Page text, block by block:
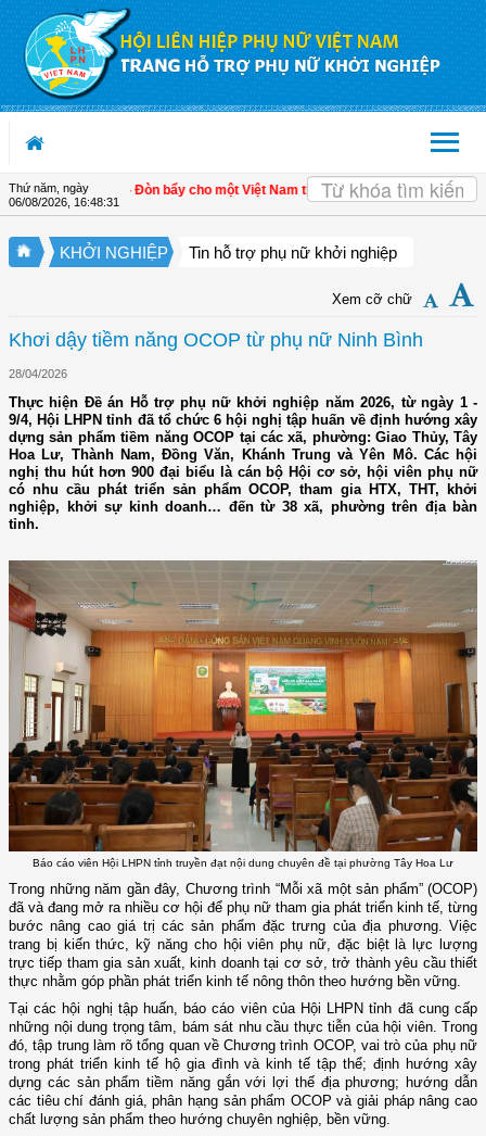
Truy cập nội dung luôn
Thứ năm, ngày
06/08/2026 16:48:32
kinh tế tư nhân - Đòn bẩy cho một Việt Nam thịnh vượng | Hội LHPN tỉnh
KHỞI NGHIỆP Tin hỗ trợ phụ nữ khởi nghiệp
Xem cỡ chữ
Khơi dậy tiềm năng OCOP từ phụ nữ Ninh Bình
28/04/2026
Thực hiện Đề án Hỗ trợ phụ nữ khởi nghiệp năm 2026, từ ngày 1 -
9/4, Hội LHPN tỉnh đã tổ chức 6 hội nghị tập huấn về định hướng xây
dựng sản phẩm tiềm năng OCOP tại các xã, phường: Giao Thủy, Tây
Hoa Lư, Thành Nam, Đồng Văn, Khánh Trung và Yên Mô. Các hội
nghị thu hút hơn 900 đại biểu là cán bộ Hội cơ sở, hội viên phụ nữ
có nhu cầu phát triển sản phẩm OCOP, tham gia HTX, THT, khởi
nghiệp, khởi sự kinh doanh… đến từ 38 xã, phường trên địa bàn
tỉnh.
Báo cáo viên Hội LHPN tỉnh truyền đạt nội dung chuyên đề tại phường Tây Hoa Lư
Trong những năm gần đây, Chương trình “Mỗi xã một sản phẩm” (OCOP)
đã và đang mở ra nhiều cơ hội để phụ nữ tham gia phát triển kinh tế, từng
bước nâng cao giá trị các sản phẩm đặc trưng của địa phương. Việc
trang bị kiến thức, kỹ năng cho hội viên phụ nữ, đặc biệt là lực lượng
trực tiếp tham gia sản xuất, kinh doanh tại cơ sở, trở thành yêu cầu thiết
thực nhằm góp phần phát triển kinh tế nông thôn theo hướng bền vững.
Tại các hội nghị tập huấn, báo cáo viên của Hội LHPN tỉnh đã cung cấp
những nội dung trọng tâm, bám sát nhu cầu thực tiễn của hội viên. Trong
đó, tập trung làm rõ tổng quan về Chương trình OCOP, vai trò của phụ nữ
trong phát triển kinh tế hộ gia đình và kinh tế tập thể; định hướng xây
dựng các sản phẩm tiềm năng gắn với lợi thế địa phương; hướng dẫn
các tiêu chí đánh giá, phân hạng sản phẩm OCOP và giải pháp nâng cao
chất lượng sản phẩm theo hướng chuyên nghiệp, bền vững.